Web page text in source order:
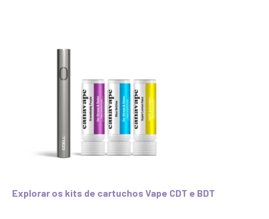
Explorar os kits de cartuchos Vape CDT e BDT